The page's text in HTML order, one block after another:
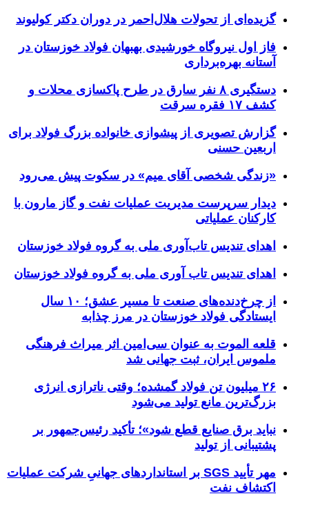
گزیده‌ای از تحولات هلال‌احمر در دوران دکتر کولیوند
فاز اول نیروگاه خورشیدی بهبهان فولاد خوزستان در
آستانه بهره‌برداری
دستگیری ۸ نفر سارق در طرح پاکسازی محلات و
کشف ۱۷ فقره سرقت
گزارش تصویری از پیشوازی خانواده بزرگ فولاد برای
اربعین حسنی
«زندگی شخصی آقای میم» در سکوت پیش می‌رود
دیدار سرپرست مدیریت عملیات نفت و گاز مارون با
کارکنان عملیاتی
اهدای تندیس تاب‌آوری ملی به گروه فولاد خوزستان
اهدای تندیس تاب آوری ملی به گروه فولاد خوزستان
از چرخ‌دنده‌های صنعت تا مسیر عشق؛ ۱۰ سال
ایستادگی فولاد خوزستان در مرز چذابه
قلعه الموت به عنوان سی‌امین اثر میراث‌ فرهنگی
ملموس ایران، ثبت جهانی شد
۲۶ میلیون تن فولاد گمشده؛ وقتی ناترازی انرژی
بزرگ‌ترین مانع تولید می‌شود
نباید برق صنایع قطع شود»؛ تأکید رئیس‌جمهور بر
پشتیبانی از تولید
مهر تأیید SGS بر استانداردهای جهانیِ شرکت عملیات
اکتشاف نفت